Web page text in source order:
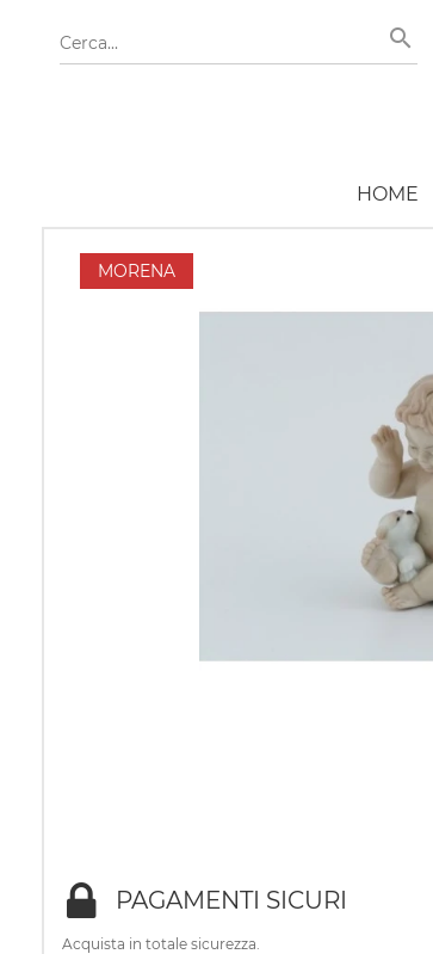
HOME
MORENA
PAGAMENTI SICURI
Acquista in totale sicurezza.